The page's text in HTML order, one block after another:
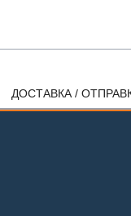
ДОСТАВКА /